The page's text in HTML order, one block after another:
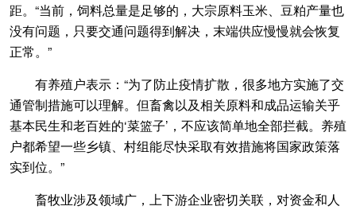
距。“当前，饲料总量是足够的，大宗原料玉米、豆粕产量也
没有问题，只要交通问题得到解决，末端供应慢慢就会恢复
正常。”
有养殖户表示：“为了防止疫情扩散，很多地方实施了交
通管制措施可以理解。但畜禽以及相关原料和成品运输关乎
基本民生和老百姓的‘菜篮子’，不应该简单地全部拦截。养殖
户都希望一些乡镇、村组能尽快采取有效措施将国家政策落
实到位。”
畜牧业涉及领域广，上下游企业密切关联，对资金和人